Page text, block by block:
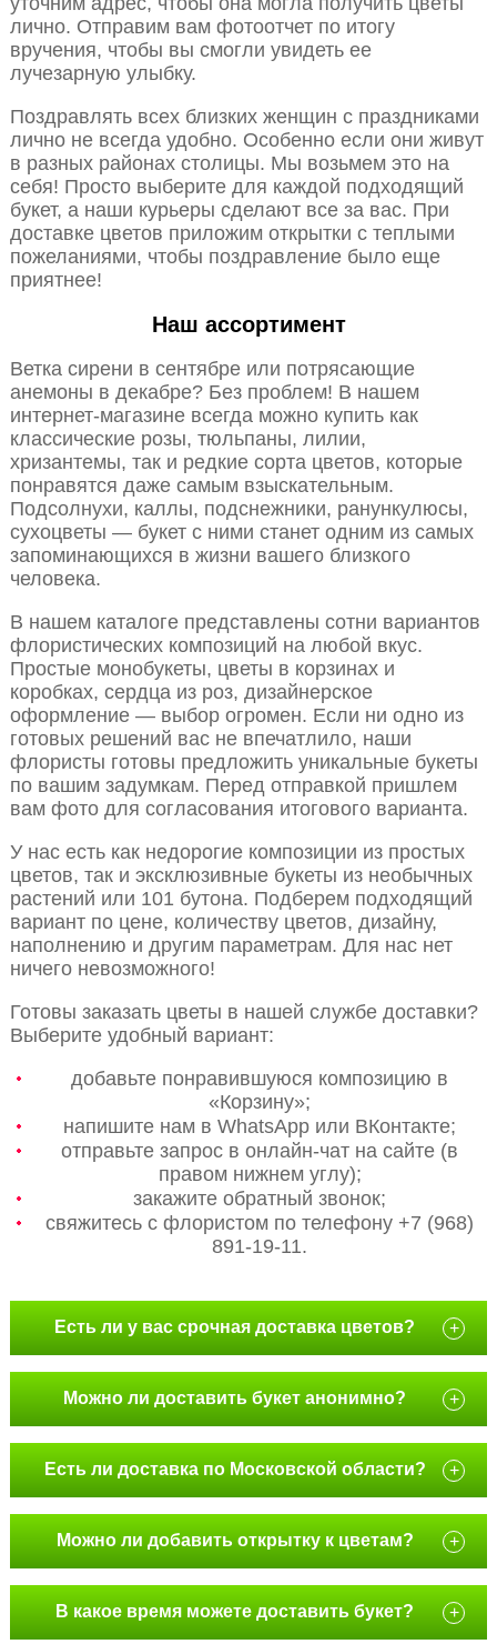
лично. Отправим вам фотоотчет по итогу
вручения, чтобы вы смогли увидеть ее
лучезарную улыбку.
Поздравлять всех близких женщин с праздниками
лично не всегда удобно. Особенно если они живут
в разных районах столицы. Мы возьмем это на
себя! Просто выберите для каждой подходящий
букет, а наши курьеры сделают все за вас. При
доставке цветов приложим открытки с теплыми
пожеланиями, чтобы поздравление было еще
приятнее!
Наш ассортимент
Ветка сирени в сентябре или потрясающие
анемоны в декабре? Без проблем! В нашем
интернет-магазине всегда можно купить как
классические розы, тюльпаны, лилии,
хризантемы, так и редкие сорта цветов, которые
понравятся даже самым взыскательным.
Подсолнухи, каллы, подснежники, ранункулюсы,
сухоцветы — букет с ними станет одним из самых
запоминающихся в жизни вашего близкого
человека.
В нашем каталоге представлены сотни вариантов
флористических композиций на любой вкус.
Простые монобукеты, цветы в корзинах и
коробках, сердца из роз, дизайнерское
оформление — выбор огромен. Если ни одно из
готовых решений вас не впечатлило, наши
флористы готовы предложить уникальные букеты
по вашим задумкам. Перед отправкой пришлем
вам фото для согласования итогового варианта.
У нас есть как недорогие композиции из простых
цветов, так и эксклюзивные букеты из необычных
растений или 101 бутона. Подберем подходящий
вариант по цене, количеству цветов, дизайну,
наполнению и другим параметрам. Для нас нет
ничего невозможного!
Готовы заказать цветы в нашей службе доставки?
Выберите удобный вариант:
добавьте понравившуюся композицию в
«Корзину»;
напишите нам в WhatsApp или ВКонтакте;
отправьте запрос в онлайн-чат на сайте (в
правом нижнем углу);
закажите обратный звонок;
свяжитесь с флористом по телефону +7 (968)
891-19-11.
Есть ли у вас срочная доставка цветов? +
Можно ли доставить букет анонимно? +
Есть ли доставка по Московской области? +
Можно ли добавить открытку к цветам? +
В какое время можете доставить букет? +